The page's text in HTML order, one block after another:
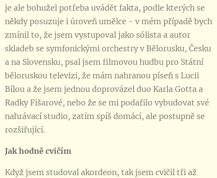
je ale bohužel potřeba uvádět fakta, podle kterých se
někdy posuzuje i úroveň umělce - v mém případě bych
zmínil to, že jsem vystupoval jako sólista a autor
skladeb se symfonickými orchestry v Bělorusku, Česku
a na Slovensku, psal jsem filmovou hudbu pro Státní
běloruskou televizi, že mám nahranou píseň s Lucii
Bílou a že jsem jednou doprovázel duo Karla Gotta a
Radky Fišarové, nebo že se mi podařilo vybudovat své
nahrávací studio, zatím spíš domácí, ale postupně se
rozšiřující.
Jak hodně cvičím
Když jsem studoval akordeon, tak jsem cvičil tři až